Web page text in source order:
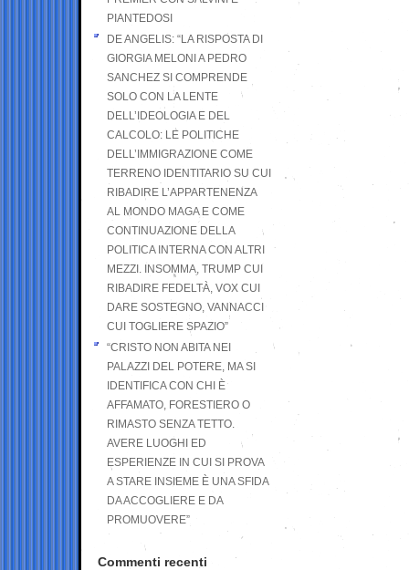
PIANTEDOSI
DE ANGELIS: “LA RISPOSTA DI
GIORGIA MELONI A PEDRO
SANCHEZ SI COMPRENDE
SOLO CON LA LENTE
DELL’IDEOLOGIA E DEL
CALCOLO: LE POLITICHE
DELL’IMMIGRAZIONE COME
TERRENO IDENTITARIO SU CUI
RIBADIRE L’APPARTENENZA
AL MONDO MAGA E COME
CONTINUAZIONE DELLA
POLITICA INTERNA CON ALTRI
MEZZI. INSOMMA, TRUMP CUI
RIBADIRE FEDELTÀ, VOX CUI
DARE SOSTEGNO, VANNACCI
CUI TOGLIERE SPAZIO”
“CRISTO NON ABITA NEI
PALAZZI DEL POTERE, MA SI
IDENTIFICA CON CHI È
AFFAMATO, FORESTIERO O
RIMASTO SENZA TETTO.
AVERE LUOGHI ED
ESPERIENZE IN CUI SI PROVA
A STARE INSIEME È UNA SFIDA
DA ACCOGLIERE E DA
PROMUOVERE”
Commenti recenti